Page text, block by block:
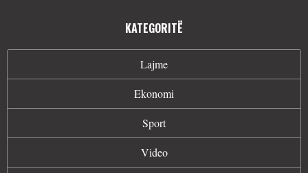
KATEGORITË
Lajme
Ekonomi
Sport
Video